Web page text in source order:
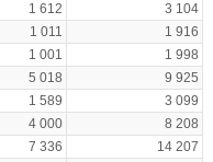
1 612
3 104
1 011
1 916
1 001
1 998
5 018
9 925
1 589
3 099
4 000
8 208
7 336 14 207